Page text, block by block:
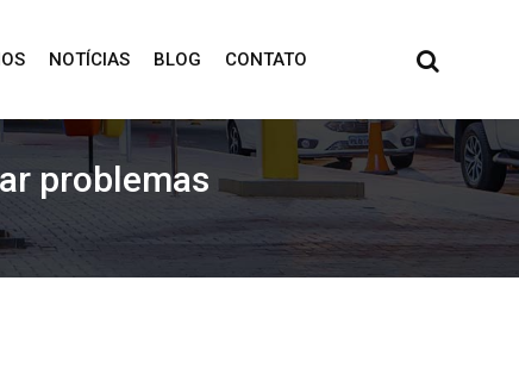
NOTÍCIAS BLOG CONTATO
problemas